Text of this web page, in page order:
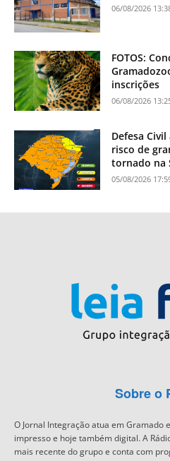
06/08/2026
FOTOS:
inscrições
06/08/2026
Defesa
risco de
tornado na
05/08/2026
Sobre o
O Jornal Integração atua em Gramado
impresso e hoje também digital. A
mais recente do grupo e conta com